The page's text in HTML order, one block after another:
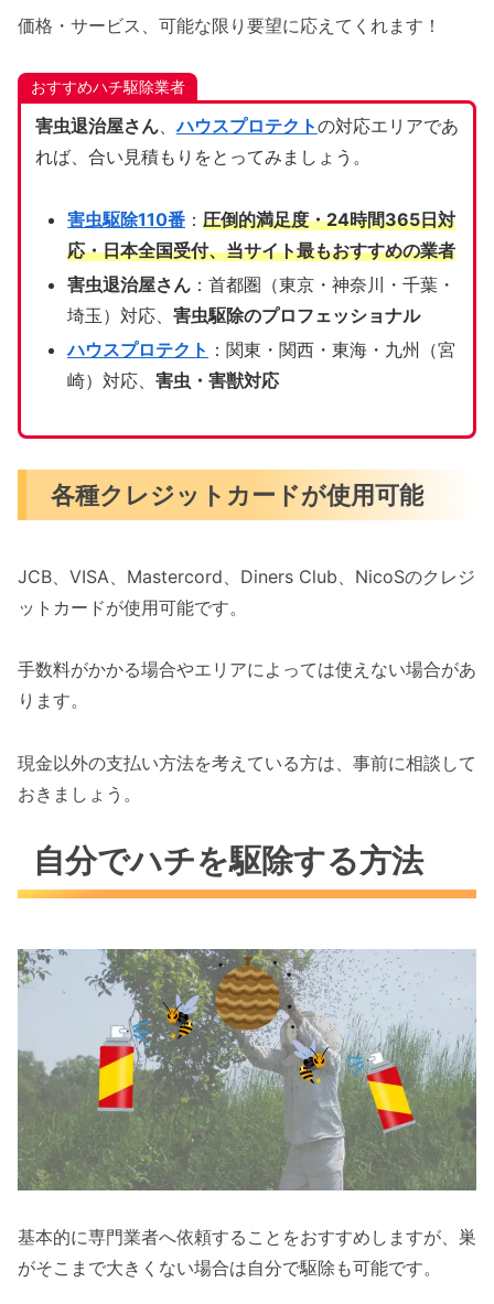
価格・サービス、可能な限り要望に応えてくれます！
おすすめハチ駆除業者
害虫退治屋さん、ハウスプロテクトの対応エリアであ
れば、合い見積もりをとってみましょう。
害虫駆除110番： 圧倒的満足度・24時間365日対
応・日本全国受付、当サイト最もおすすめの業者
害虫退治屋さん：首都圏（東京・神奈川・千葉・
埼玉）対応、 害虫駆除のプロフェッショナル
ハウスプロテクト ：関東・関西・東海・九州（宮
崎）対応、 害虫・害獣対応
各種クレジットカードが使用可能
JCB、VISA、Mastercord、Diners Club、NicoSのクレジ
ットカードが使用可能です。
手数料がかかる場合やエリアによっては使えない場合があ
ります。
現金以外の支払い方法を考えている方は、事前に相談して
おきましょう。
自分でハチを駆除する方法
基本的に専門業者へ依頼することをおすすめしますが、巣
がそこまで大きくない場合は自分で駆除も可能です。